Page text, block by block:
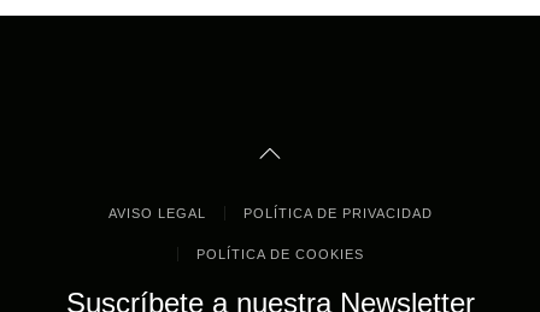
AVISO LEGAL POLÍTICA DE PRIVACIDAD
POLÍTICA DE COOKIES
Suscríbete a nuestra Newsletter